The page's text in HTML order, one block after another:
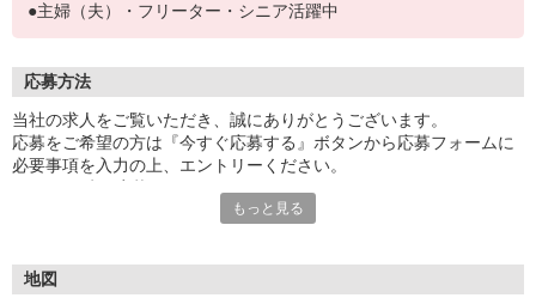
●主婦（夫）・フリーター・シニア活躍中
応募方法
当社の求人をご覧いただき、誠にありがとうございます。
応募をご希望の方は『今すぐ応募する』ボタンから応募フォームに
必要事項を入力の上、エントリーください。
号」など
もっと見る
地図